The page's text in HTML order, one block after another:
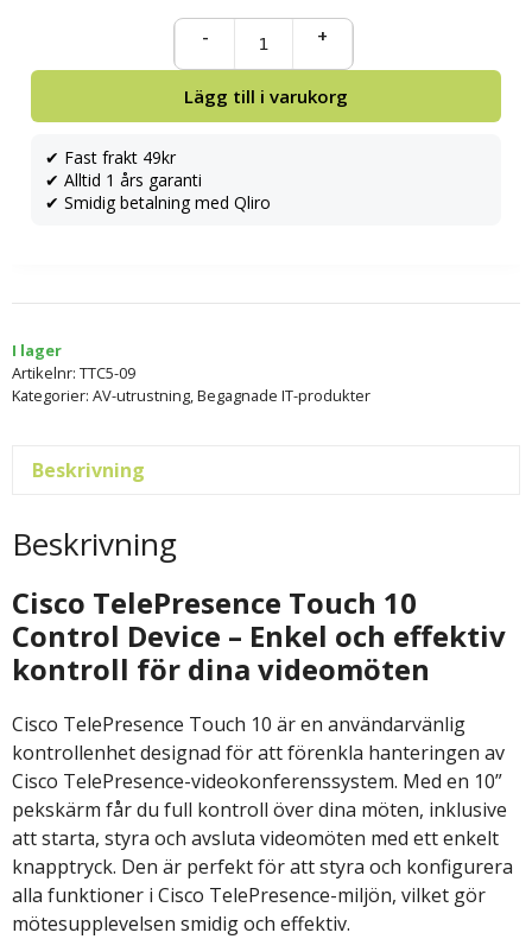
- +
Lägg till i varukorg
✔ Fast frakt 49kr
✔ Alltid 1 års garanti
✔ Smidig betalning med Qliro
I lager
Artikelnr: TTC5-09
Kategorier: AV-utrustning,Begagnade IT-produkter
Beskrivning
Beskrivning
Cisco TelePresence Touch 10
Control Device – Enkel och effektiv
kontroll för dina videomöten
Cisco TelePresence Touch 10 är en användarvänlig
kontrollenhet designad för att förenkla hanteringen av
Cisco TelePresence-videokonferenssystem. Med en 10”
pekskärm får du full kontroll över dina möten, inklusive
att starta, styra och avsluta videomöten med ett enkelt
knapptryck. Den är perfekt för att styra och konfigurera
alla funktioner i Cisco TelePresence-miljön, vilket gör
mötesupplevelsen smidig och effektiv.